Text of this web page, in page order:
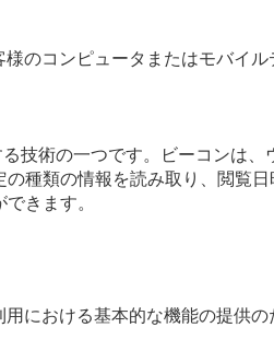
のコンピュータまたはモバイ
技術の一つです。ビーコンは
種類の情報を読み取り、閲覧
きます。
における基本的な機能の提供の